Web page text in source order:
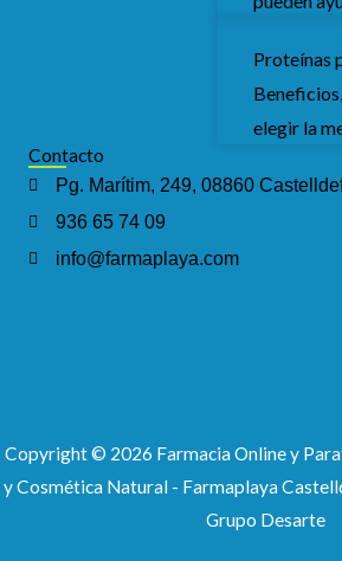
Proteínas
elegir la
Contacto
Pg. Marítim, 249, 08860
936 65 74 09
info@farmaplaya.com
Copyright © 2026 Farmacia Online y
y Cosmética Natural - Farmaplaya
Grupo Desarte